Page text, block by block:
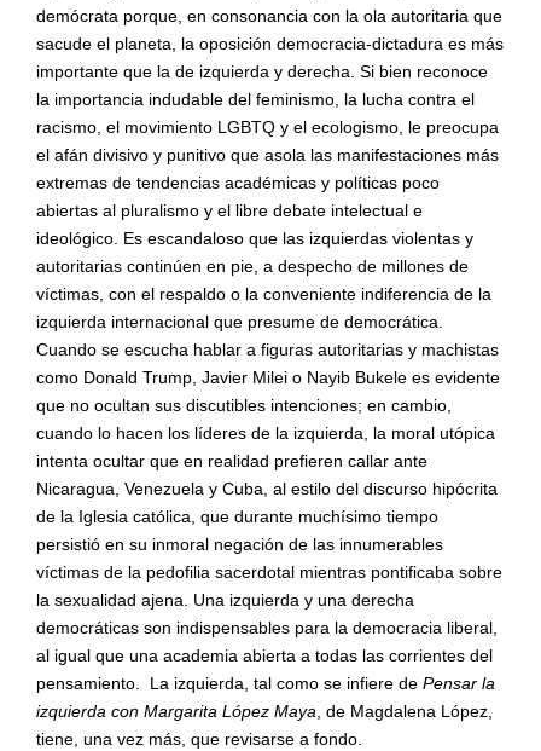
demócrata porque, en consonancia con la ola autoritaria que
sacude el planeta, la oposición democracia-dictadura es más
importante que la de izquierda y derecha. Si bien reconoce
la importancia indudable del feminismo, la lucha contra el
racismo, el movimiento LGBTQ y el ecologismo, le preocupa
el afán divisivo y punitivo que asola las manifestaciones más
extremas de tendencias académicas y políticas poco
abiertas al pluralismo y el libre debate intelectual e
ideológico. Es escandaloso que las izquierdas violentas y
autoritarias continúen en pie, a despecho de millones de
víctimas, con el respaldo o la conveniente indiferencia de la
izquierda internacional que presume de democrática.
Cuando se escucha hablar a figuras autoritarias y machistas
como Donald Trump, Javier Milei o Nayib Bukele es evidente
que no ocultan sus discutibles intenciones; en cambio,
cuando lo hacen los líderes de la izquierda, la moral utópica
intenta ocultar que en realidad prefieren callar ante
Nicaragua, Venezuela y Cuba, al estilo del discurso hipócrita
de la Iglesia católica, que durante muchísimo tiempo
persistió en su inmoral negación de las innumerables
víctimas de la pedofilia sacerdotal mientras pontificaba sobre
la sexualidad ajena. Una izquierda y una derecha
democráticas son indispensables para la democracia liberal,
al igual que una academia abierta a todas las corrientes del
pensamiento. La izquierda, tal como se infiere de Pensar la
izquierda con Margarita López Maya, de Magdalena López,
tiene, una vez más, que revisarse a fondo.